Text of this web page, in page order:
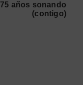
75 años sonando
(contigo)